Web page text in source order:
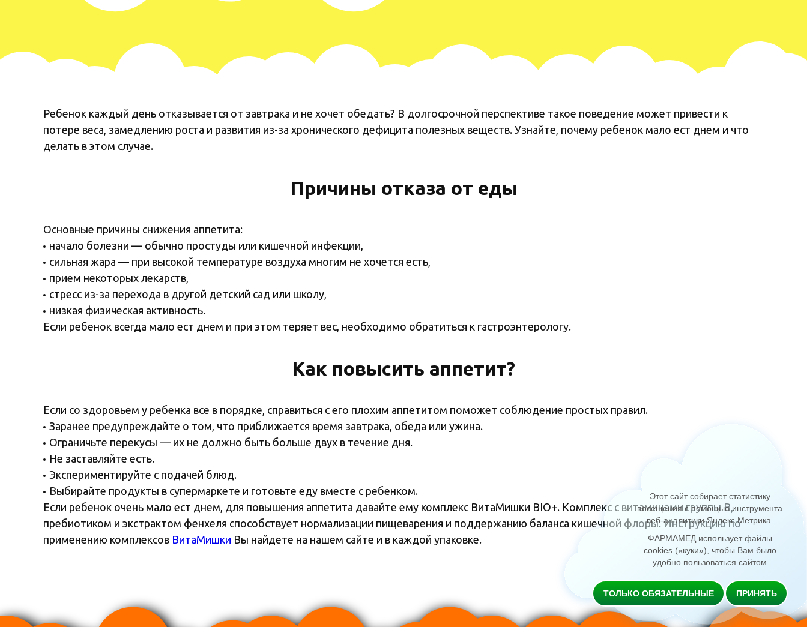
Ребенок каждый день отказывается от завтрака и не хочет обедать? В долгосрочной перспективе такое поведение может привести к
потере веса, замедлению роста и развития из-за хронического дефицита полезных веществ. Узнайте, почему ребенок мало ест днем и что
делать в этом случае.
Причины отказа от еды
Основные причины снижения аппетита:
начало болезни — обычно простуды или кишечной инфекции,
сильная жара — при высокой температуре воздуха многим не хочется есть,
прием некоторых лекарств,
стресс из-за перехода в другой детский сад или школу,
низкая физическая активность.
Если ребенок всегда мало ест днем и при этом теряет вес, необходимо обратиться к гастроэнтерологу.
Как повысить аппетит?
Если со здоровьем у ребенка все в порядке, справиться с его плохим аппетитом поможет соблюдение простых правил.
Заранее предупреждайте о том, что приближается время завтрака, обеда или ужина.
Ограничьте перекусы — их не должно быть больше двух в течение дня.
Не заставляйте есть.
Экспериментируйте с подачей блюд.
Выбирайте продукты в супермаркете и готовьте еду вместе с ребенком.
Если ребенок очень мало ест днем, для повышения аппетита давайте ему комплекс ВитаМишки BIO+. Комплекс с витаминами группы В,
пребиотиком и экстрактом фенхеля способствует нормализации пищеварения и поддержанию баланса кишечной флоры. Инструкцию по
применению комплексов ВитаМишки Вы найдете на нашем сайте и в каждой упаковке.
Этот сайт собирает статистику
посещения с помощью инструмента
веб-аналитики Яндекс.Метрика
ФАРМАМЕД использует файлы
cookies («куки»), чтобы Вам было
удобно пользоваться сайтом
ТОЛЬКО ОБЯЗАТЕЛЬНЫЕ ПРИНЯТЬ